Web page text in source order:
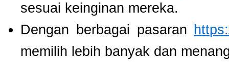
sesuai keinginan mereka.
Dengan berbagai pasaran
memilih lebih banyak dan